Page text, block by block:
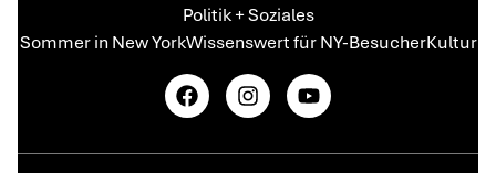
Politik + Soziales
Sommer in New YorkWissenswert für NY-BesucherKultur